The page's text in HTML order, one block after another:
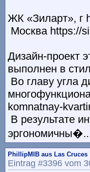
ЖК «Зиларт», г
Москва https://
Дизайн-проект
выполнен в
Во главу угла
komnatnay-
В результате
PhillipMIB aus Las Cruces
Eintrag #3396 vom